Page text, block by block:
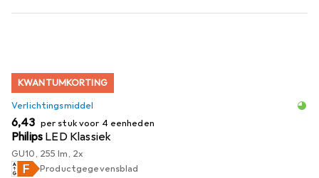
KWANTUMKORTING
Verlichtingsmiddel
EUR
6,43 per stuk voor 4 eenheden
Philips LED Klassiek
GU10, 255 lm, 2x
Productgegevensblad